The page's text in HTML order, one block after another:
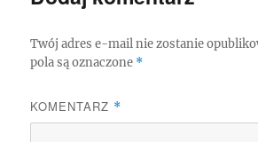
Twój adres e-mail nie zostanie
pola są oznaczone *
KOMENTARZ *